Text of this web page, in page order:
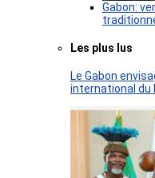
Gabon:
Les plus lus
Le Gabon
international du